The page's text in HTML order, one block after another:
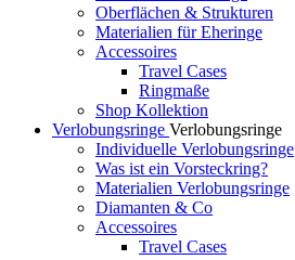
Oberflächen & Strukturen
Materialien für Eheringe
Accessoires
Travel Cases
Ringmaße
Shop Kollektion
Verlobungsringe Verlobungsringe
Individuelle Verlobungsringe
Was ist ein Vorsteckring?
Materialien Verlobungsringe
Diamanten & Co
Accessoires
Travel Cases